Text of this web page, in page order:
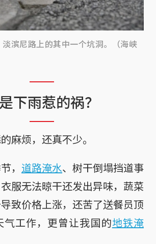
滨尼路上的其中一个坑洞。（海峡
下雨惹的祸？
麻烦，还真不少。
， 道路淹水、树干倒塌挡道事
服无法晾干还发出异味，蔬菜
致价格上涨，还苦了送餐员顶
气工作，更曾让我国的地铁淹